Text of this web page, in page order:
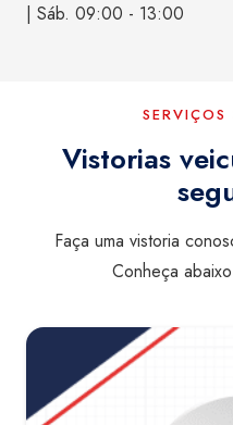
| Sáb. 09:00 - 13:00
SERVIÇOS
Vistorias
Faça uma vistoria
Conheça